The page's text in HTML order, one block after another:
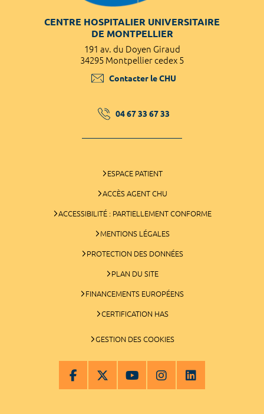
CENTRE HOSPITALIER UNIVERSITAIRE
DE MONTPELLIER
191 av. du Doyen Giraud
34295 Montpellier cedex 5
Contacter le CHU
04 67 33 67 33
ESPACE PATIENT
ACCÈS AGENT CHU
ACCESSIBILITÉ : PARTIELLEMENT CONFORME
MENTIONS LÉGALES
PROTECTION DES DONNÉES
PLAN DU SITE
FINANCEMENTS EUROPÉENS
CERTIFICATION HAS
GESTION DES COOKIES